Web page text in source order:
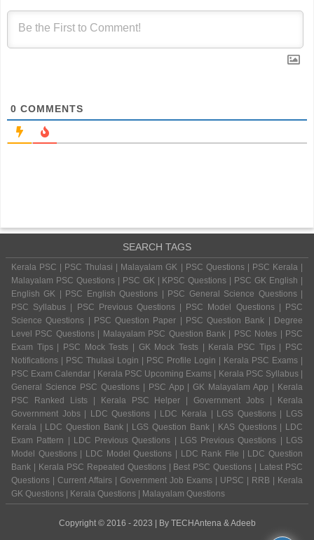
0 COMMENTS
SEARCH TAGS
Kerala PSC | PSC Thulasi | Malayalam GK | PSC Questions | PSC Kerala |
Malayalam PSC Questions | PSC GK | KPSC Questions | PSC GK English |
English GK | PSC English Questions | PSC General Science Questions |
PSC Syllabus | PSC Previous Questions | PSC Model Questions | PSC
Science Questions | PSC Question Paper | PSC Question Bank | Degree
Level PSC Questions | Malayalam PSC Question Bank | PSC Notes | PSC
Exam Tips | PSC Mock Tests | GK Mock Tests | Kerala PSC Tips | PSC
Notifications | PSC Thulasi Login | PSC Profile Login | Kerala PSC Exams |
PSC Exam Calendar | Kerala PSC Upcoming Exams | Kerala PSC Syllabus |
General Science PSC Questions | PSC App | GK Malayalam App | Kerala
PSC Ranked Lists | Kerala PSC Helper | Government Jobs | Kerala
Government Jobs | LDC Questions | LDC Kerala | LGS Questions | LGS
Kerala | LDC Question Bank | LGS Question Bank | KAS Questions | LDC
Exam Pattern | LDC Previous Questions | LGS Previous Questions | LGS
Model Questions | LDC Model Questions | LDC Rank File | LDC Question
Bank | Kerala PSC Repeated Questions | Best PSC Questions | Latest PSC
Questions | Current Affairs | Government Job Exams | UPSC | RRB | Kerala
GK Questions | Kerala Questions | Malayalam Questions
Copyright © 2016 - 2023 | By TECHAntena & Adeeb